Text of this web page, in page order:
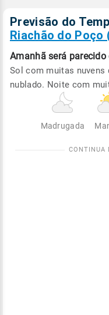
Previsão do
Riachão do Poço
Amanhã será
Sol com muitas nuvens
nublado. Noite com
Madrugada